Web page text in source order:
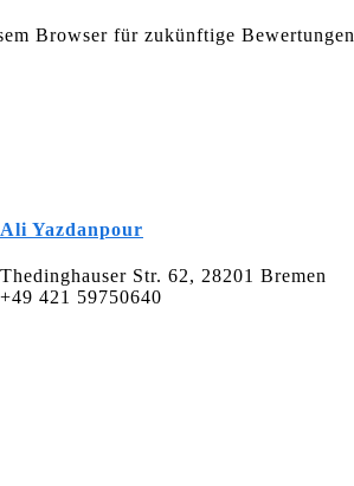
Browser für zukünftige Bewertungen
Ali Yazdanpour
Thedinghauser Str. 62, 28201 Bremen
+49 421 59750640